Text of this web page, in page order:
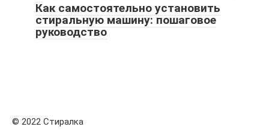
Как самостоятельно установить
стиральную машину: пошаговое
руководство
© 2022 Стиралка